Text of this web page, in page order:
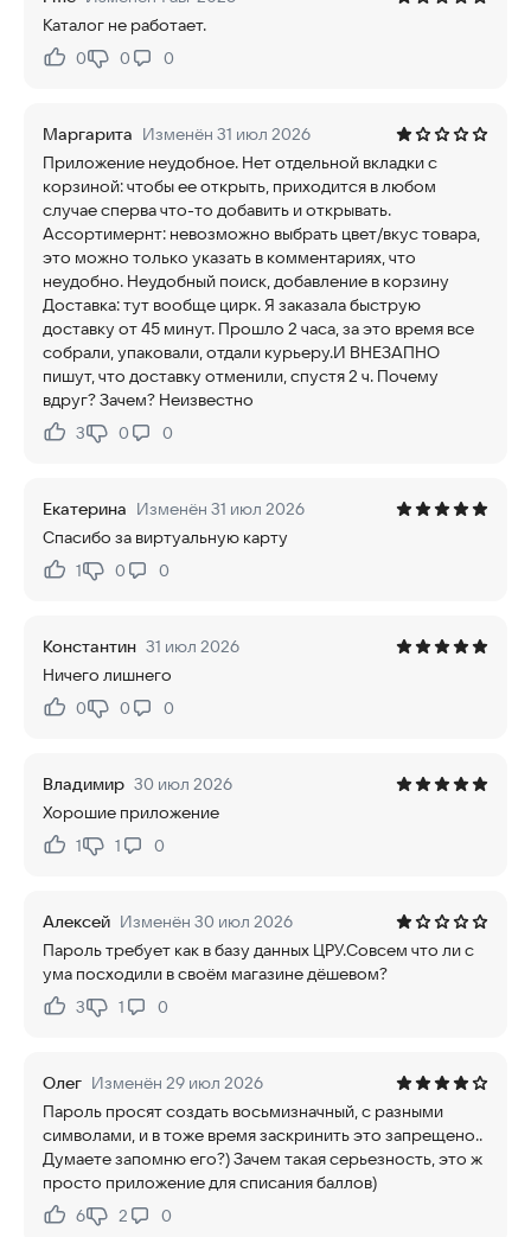
Каталог не работает.
Нравится:
0Не нравится:
0 0
Маргарита Изменён 31 июл 2026
Приложение неудобное. Нет отдельной вкладки с
корзиной: чтобы ее открыть, приходится в любом
случае сперва что-то добавить и открывать.
Ассортимернт: невозможно выбрать цвет/вкус товара,
это можно только указать в комментариях, что
неудобно. Неудобный поиск, добавление в корзину
Доставка: тут вообще цирк. Я заказала быструю
доставку от 45 минут. Прошло 2 часа, за это время все
собрали, упаковали, отдали курьеру.И ВНЕЗАПНО
пишут, что доставку отменили, спустя 2 ч. Почему
вдруг? Зачем? Неизвестно
Нравится:
3Не нравится:
0 0
Екатерина Изменён 31 июл 2026
Спасибо за виртуальную карту
Нравится:
1Не нравится:
0 0
Константин 31 июл 2026
Ничего лишнего
Нравится:
0Не нравится:
0 0
Владимир 30 июл 2026
Хорошие приложение
Нравится:
1Не нравится:
1 0
Алексей Изменён 30 июл 2026
Пароль требует как в базу данных ЦРУ.Совсем что ли с
ума посходили в своём магазине дёшевом?
Нравится:
3Не нравится:
1 0
Олег Изменён 29 июл 2026
Пароль просят создать восьмизначный, с разными
символами, и в тоже время заскринить это запрещено..
Думаете запомню его?) Зачем такая серьезность, это ж
просто приложение для списания баллов)
Нравится:
6Не нравится:
2 0